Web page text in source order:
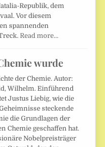
Republik, dem
Vor diesem
spannenden
Read more…
wurde
der Chemie. Autor:
Wilhelm. Einführend
Justus Liebig, wie die
steckende
die Grundlagen der
Chemie geschaffen hat.
Nobelpreisträger